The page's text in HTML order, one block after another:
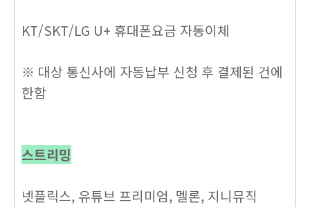
KT/SKT/LG U+ 휴대폰요금 자동이체
※ 대상 통신사에 자동납부 신청 후 결제된 건에
한함
스트리밍
넷플릭스, 유튜브 프리미엄, 멜론, 지니뮤직